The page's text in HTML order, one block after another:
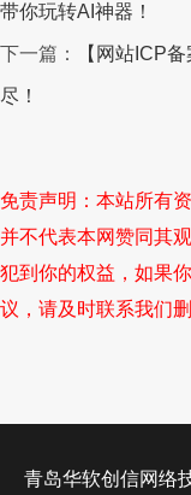
带你玩转AI神器！
下一篇： 【网站ICP
尽！
免责声明：本站所有
并不代表本网赞同其
犯到你的权益，如果
议，请及时联系我们删
青岛华软创信网络